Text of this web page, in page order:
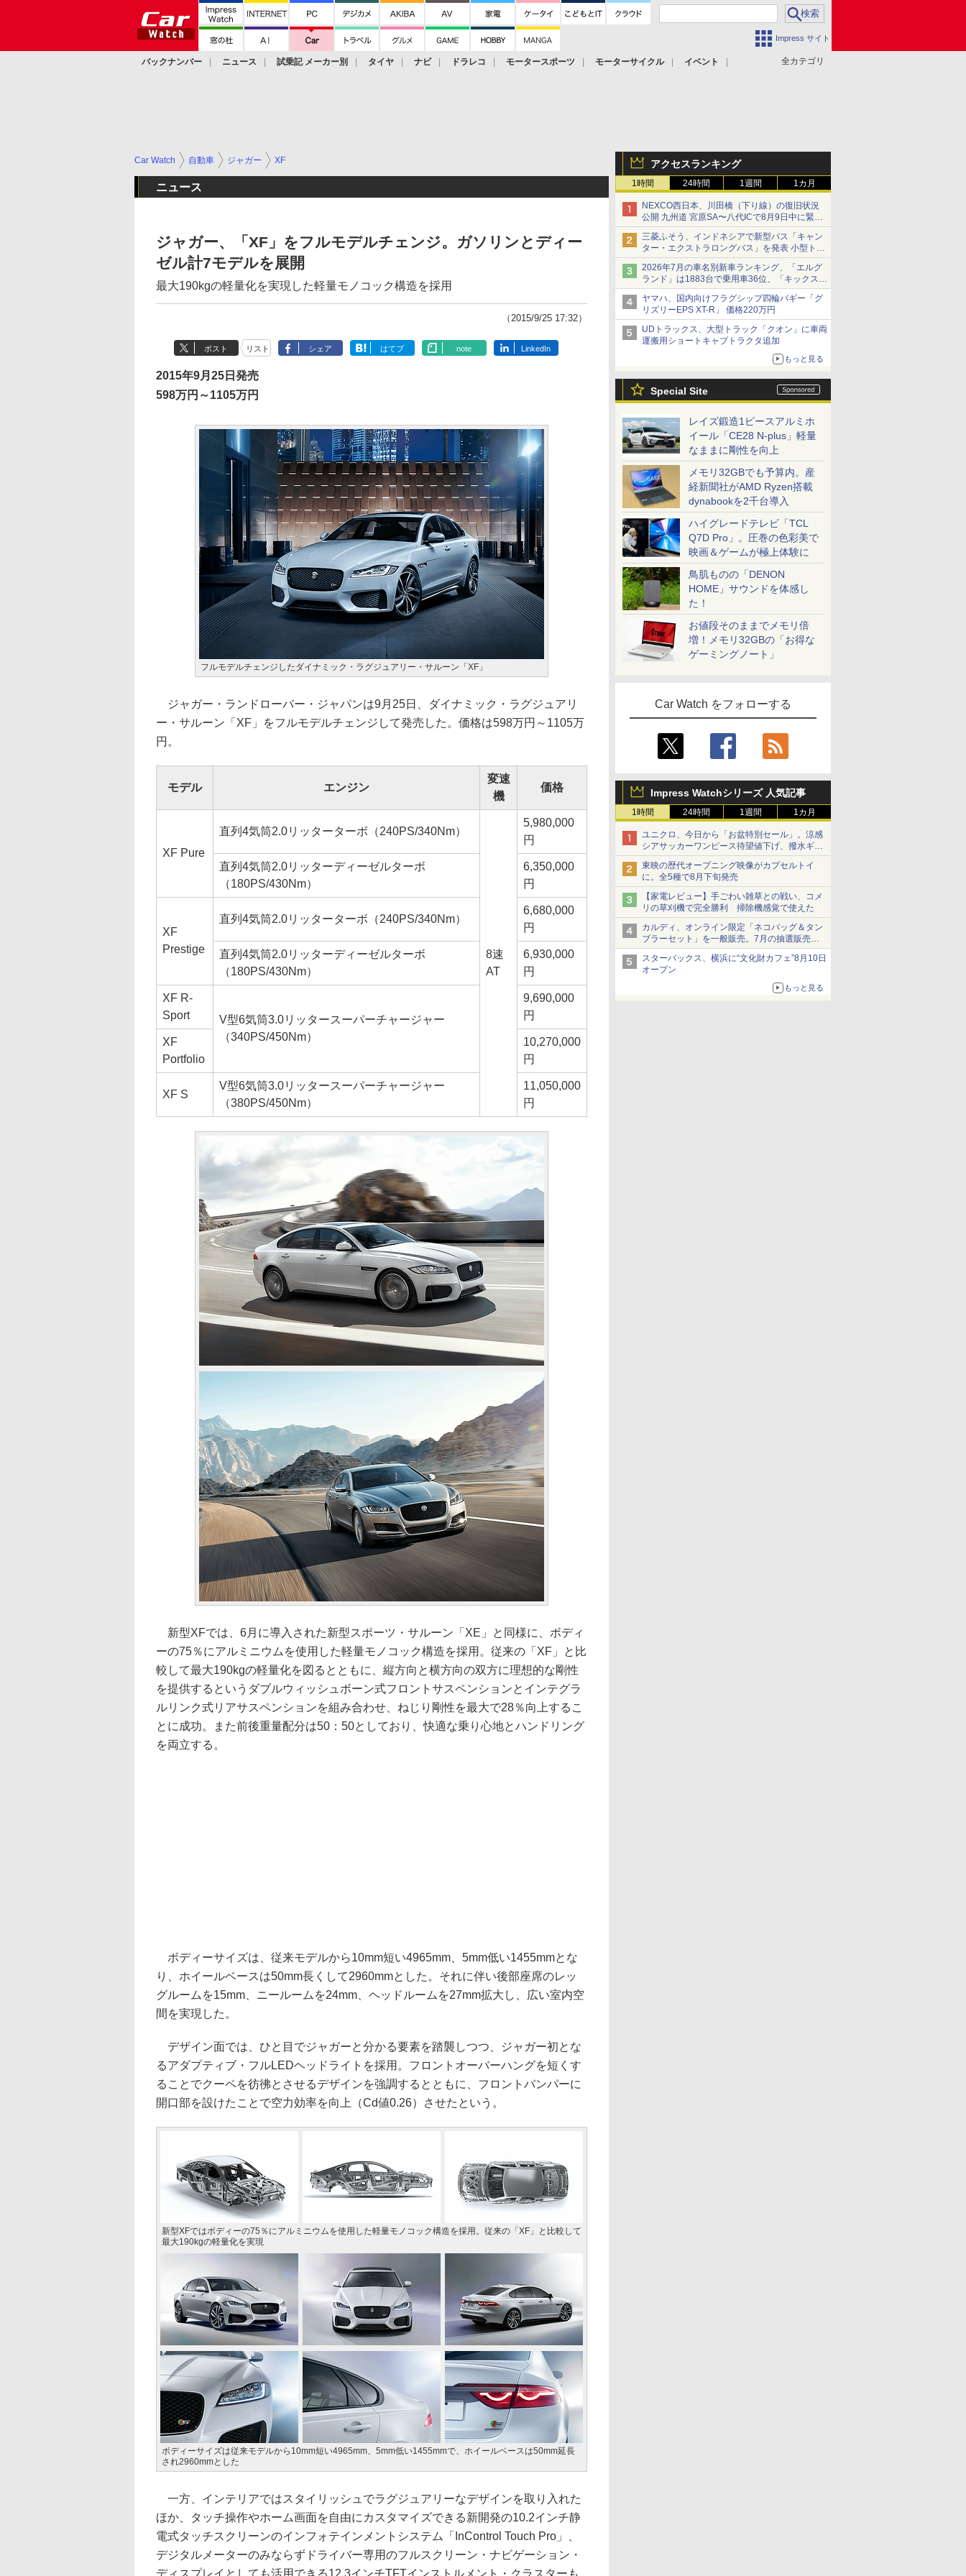
Impress サイト
全カテゴリ
バックナンバー ニュース 試乗記 メーカー別 タイヤ ナビ ドラレコ モータースポーツ モーターサイクル
イベント
アクセスランキング
1時間 24時間 1週間 1カ月
NEXCO西日本、川田橋（下り線）の復旧状況
公開 九州道 宮原SA〜八代ICで8月9日中に緊急
車両を通行可能に
三菱ふそう、インドネシアで新型バス「キャン
ター・エクストラロングバス」を発表 小型トラ
ックベースの観光・旅客輸送向けバス
2026年7月の車名別新車ランキング、「エルグ
ランド」は1883台で乗用車36位、「キックス」
は2591台で27位に
ヤマハ、国内向けフラグシップ四輪バギー「グ
リズリーEPS XT-R」 価格220万円
UDトラックス、大型トラック「クオン」に車両
運搬用ショートキャブトラクタ追加
もっと見る
Special Site
レイズ鍛造1ピースアルミホ
イール「CE28 N-plus」軽量
なままに剛性を向上
メモリ32GBでも予算内。産
経新聞社がAMD Ryzen搭載
dynabookを2千台導入
ハイグレードテレビ「TCL
Q7D Pro」。圧巻の色彩美で
映画＆ゲームが極上体験に
鳥肌ものの「DENON
HOME」サウンドを体感し
た！
お値段そのままでメモリ倍
増！メモリ32GBの「お得な
ゲーミングノート」
Car Watch をフォローする
Impress Watchシリーズ 人気記事
1時間 24時間 1週間 1カ月
ユニクロ、今日から「お盆特別セール」。涼感
シアサッカーワンピース待望値下げ、撥水ギア
ショーツは1990円に
東映の歴代オープニング映像がカプセルトイ
に。全5種で8月下旬発売
【家電レビュー】手ごわい雑草との戦い、コメ
リの草刈機で完全勝利 掃除機感覚で使えた
カルディ、オンライン限定「ネコバッグ＆タン
ブラーセット」を一般販売。7月の抽選販売の
当選無効分
スターバックス、横浜に“文化財カフェ”8月10日
オープン
もっと見る
Car Watch 自動車 ジャガー XF
ニュース
ジャガー、「XF」をフルモデルチェンジ。ガソリンとディー
ゼル計7モデルを展開
最大190kgの軽量化を実現した軽量モノコック構造を採用
（2015/9/25 17:32）
ポスト リスト シェア はてブ note LinkedIn
2015年9月25日発売
598万円～1105万円
フルモデルチェンジしたダイナミック・ラグジュアリー・サルーン「XF」
ジャガー・ランドローバー・ジャパンは9月25日、ダイナミック・ラグジュアリ
ー・サルーン「XF」をフルモデルチェンジして発売した。価格は598万円～1105万
円。
モデル エンジン
変速
機
価格
XF Pure
直列4気筒2.0リッターターボ（240PS/340Nm）
8速
AT
5,980,000
円
直列4気筒2.0リッターディーゼルターボ
（180PS/430Nm）
6,350,000
円
XF
Prestige
直列4気筒2.0リッターターボ（240PS/340Nm）
6,680,000
円
直列4気筒2.0リッターディーゼルターボ
（180PS/430Nm）
6,930,000
円
XF R-
Sport
V型6気筒3.0リッタースーパーチャージャー
（340PS/450Nm）
9,690,000
円
XF
Portfolio
10,270,000
円
XF S
V型6気筒3.0リッタースーパーチャージャー
（380PS/450Nm）
11,050,000
円
新型XFでは、6月に導入された新型スポーツ・サルーン「XE」と同様に、ボディ
ーの75％にアルミニウムを使用した軽量モノコック構造を採用。従来の「XF」と比
較して最大190kgの軽量化を図るとともに、縦方向と横方向の双方に理想的な剛性
を提供するというダブルウィッシュボーン式フロントサスペンションとインテグラ
ルリンク式リアサスペンションを組み合わせ、ねじり剛性を最大で28％向上するこ
とに成功。また前後重量配分は50：50としており、快適な乗り心地とハンドリング
を両立する。
ボディーサイズは、従来モデルから10mm短い4965mm、5mm低い1455mmとな
り、ホイールベースは50mm長くして2960mmとした。それに伴い後部座席のレッ
グルームを15mm、ニールームを24mm、ヘッドルームを27mm拡大し、広い室内空
間を実現した。
デザイン面では、ひと目でジャガーと分かる要素を踏襲しつつ、ジャガー初とな
るアダプティブ・フルLEDヘッドライトを採用。フロントオーバーハングを短くす
ることでクーペを彷彿とさせるデザインを強調するとともに、フロントバンパーに
開口部を設けたことで空力効率を向上（Cd値0.26）させたという。
新型XFではボディーの75％にアルミニウムを使用した軽量モノコック構造を採用。従来の「XF」と比較して
最大190kgの軽量化を実現
ボディーサイズは従来モデルから10mm短い4965mm、5mm低い1455mmで、ホイールベースは50mm延長
され2960mmとした
一方、インテリアではスタイリッシュでラグジュアリーなデザインを取り入れた
ほか、タッチ操作やホーム画面を自由にカスタマイズできる新開発の10.2インチ静
電式タッチスクリーンのインフォテインメントシステム「InControl Touch Pro」、
デジタルメーターのみならずドライバー専用のフルスクリーン・ナビゲーション・
ディスプレイとしても活用できる12.3インチTFTインストルメント・クラスターも